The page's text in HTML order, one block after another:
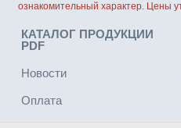
ознакомительный характер. Цены
КАТАЛОГ ПРОДУКЦИИ
PDF
Новости
Оплата